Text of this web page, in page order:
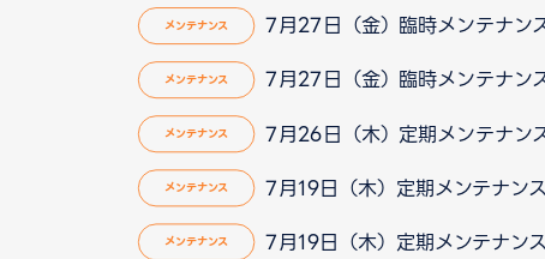
メンテナンス 7月27日（金）臨時メンテナン
メンテナンス 7月27日（金）臨時メンテナン
メンテナンス 7月26日（木）定期メンテナン
メンテナンス 7月19日（木）定期メンテナン
メンテナンス 7月19日（木）定期メンテナン